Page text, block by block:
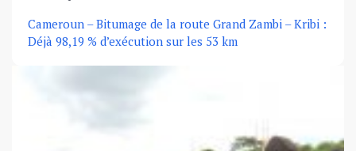
Cameroun – Bitumage de la route Grand Zambi – Kribi :
Déjà 98,19 % d’exécution sur les 53 km